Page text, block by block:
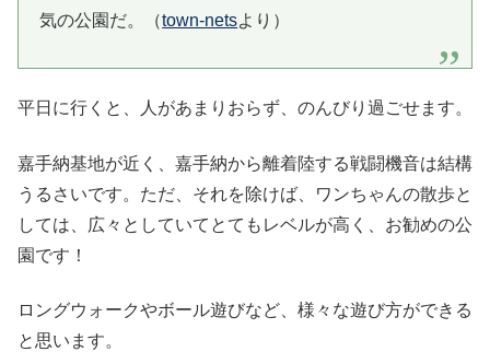
気の公園だ。（town-netsより）
平日に行くと、人があまりおらず、のんびり過ごせます。
嘉手納基地が近く、嘉手納から離着陸する戦闘機音は結構
うるさいです。ただ、それを除けば、ワンちゃんの散歩と
しては、広々としていてとてもレベルが高く、お勧めの公
園です！
ロングウォークやボール遊びなど、様々な遊び方ができる
と思います。